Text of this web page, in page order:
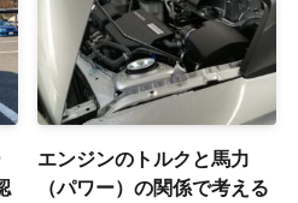
エンジンのトルクと馬力
（パワー）の関係で考える